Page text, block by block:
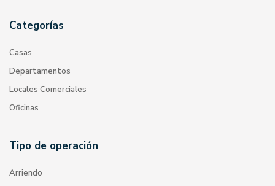
Categorías
Casas
Departamentos
Locales Comerciales
Oficinas
Tipo de operación
Arriendo